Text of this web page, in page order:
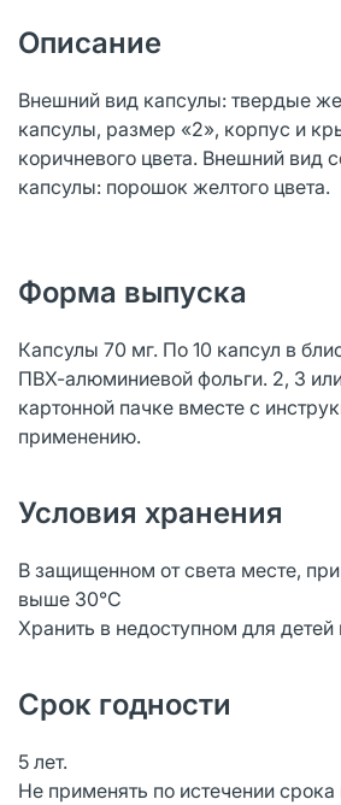
Описание
Внешний вид капсулы: твердые
капсулы, размер «2», корпус и
коричневого цвета. Внешний вид
капсулы: порошок желтого цвета.
Форма выпуска
Капсулы 70 мг. По 10 капсул в
ПВХ-алюминиевой фольги. 2, 3
картонной пачке вместе с
применению.
Условия хранения
В защищенном от света месте,
выше 30°С
Хранить в недоступном для детей
Срок годности
5 лет.
Не применять по истечении срока